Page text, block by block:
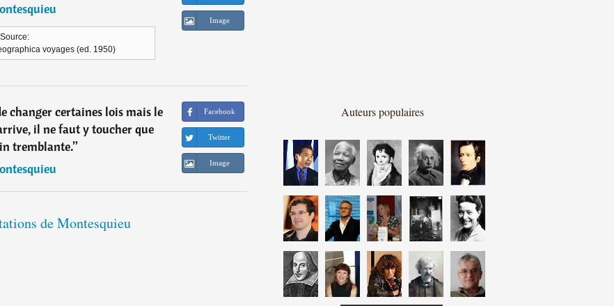
Source:
voyages (ed. 1950)
Image
changer certaines lois mais le
il ne faut y toucher que
tremblante.”
Facebook
Twitter
Image
de Montesquieu
Auteurs populaires